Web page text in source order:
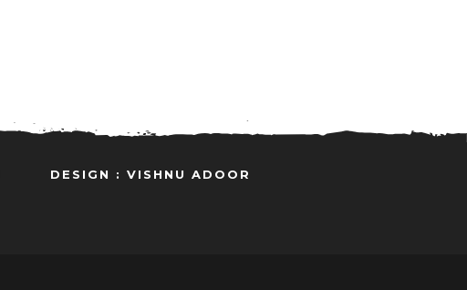
DESIGN : VISHNU ADOOR